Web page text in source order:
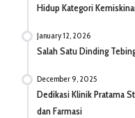
Hidup Kategori
January 12, 2026
Salah Satu Dinding
December 9, 2025
Dedikasi Klinik Pratama
dan Farmasi